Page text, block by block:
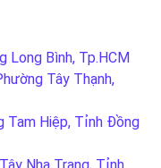
Long Bình, Tp.HCM
Tây Thạnh,
Tam Hiệp, Tỉnh Đồng